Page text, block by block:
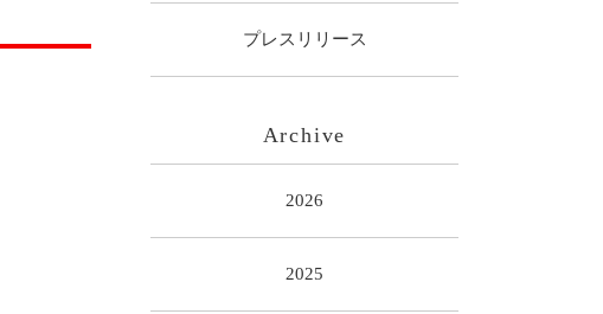
プレスリリース
Archive
2026
2025